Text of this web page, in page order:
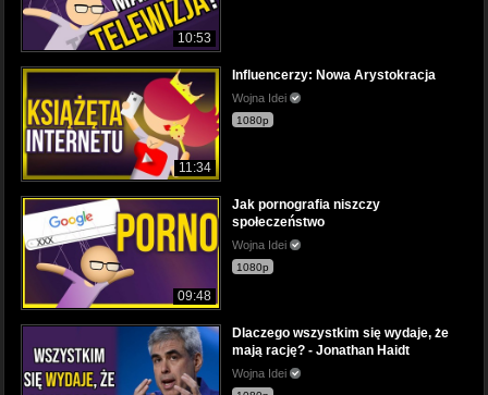
10:53
11:34
Influencerzy: Nowa Arystokracja
Wojna Idei
1080p
09:48
Jak pornografia niszczy
społeczeństwo
Wojna Idei
1080p
Dlaczego wszystkim się wydaje, że
mają rację? - Jonathan Haidt
Wojna Idei